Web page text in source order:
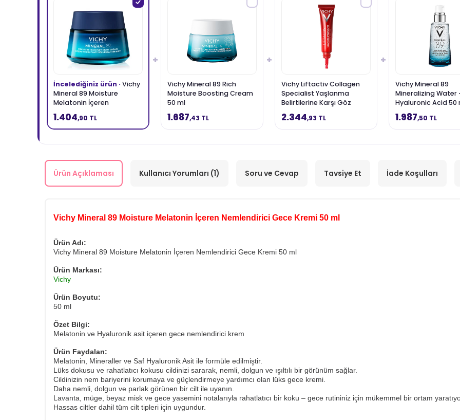
İncelediğiniz ürün · Vichy
Mineral 89 Moisture
Melatonin İçeren
Nemlendirici Gece Kremi
50 ml
1.404,90 TL
+
Vichy Mineral 89 Rich
Moisture Boosting Cream
50 ml
1.687,43 TL
+
Vichy Liftactiv Collagen
Specialist Yaşlanma
Belirtilerine Karşı Göz
Bakım Kremi 15 ml
2.344,93 TL
+
Vichy Mineral 89
Mineralizing Water
Hyaluronic Acid 50
Serum
1.987,50 TL
Ürün Açıklaması Kullanıcı Yorumları (1) Soru ve Cevap Tavsiye Et İade Koşulları
Vichy Mineral 89 Moisture Melatonin İçeren Nemlendirici Gece Kremi 50 ml
Ürün Adı:
Vichy Mineral 89 Moisture Melatonin İçeren Nemlendirici Gece Kremi 50 ml
Ürün Markası:
Vichy
Ürün Boyutu:
50 ml
Özet Bilgi:
Melatonin ve Hyaluronik asit içeren gece nemlendirici krem
Ürün Faydaları:
Melatonin, Mineraller ve Saf Hyaluronik Asit ile formüle edilmiştir.
Lüks dokusu ve rahatlatıcı kokusu cildinizi sararak, nemli, dolgun ve ışıltılı bir görünüm sağlar.
Cildinizin nem bariyerini korumaya ve güçlendirmeye yardımcı olan lüks gece kremi.
Daha nemli, dolgun ve parlak görünen bir cilt ile uyanın.
Lavanta, müge, beyaz misk ve gece yasemini notalarıyla rahatlatıcı bir koku – gece rutininiz için mükemmel bir ortam
Hassas ciltler dahil tüm cilt tipleri için uygundur.